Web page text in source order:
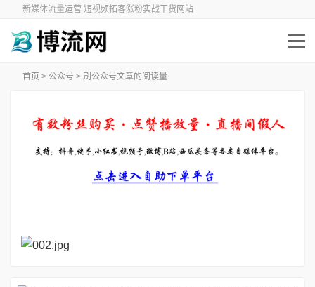
新媒体流量运营 短视频拓客涨粉实战干货网站
首页 > 公众号 > 刷公众号文章的阅读量